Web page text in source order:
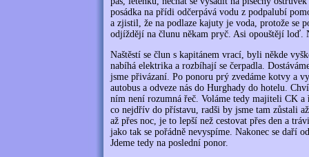
posádka na přídi odčerpává vodu z podpalubí
a zjistil, že na podlaze kajuty je voda, protože se
odjíždějí na člunu někam pryč. Asi opouštějí loď.
Naštěstí se člun s kapitánem vrací, byli někde
nabíhá elektrika a rozbíhají se čerpadla.
jsme přivázaní. Po ponoru prý zvedáme kotvy a
autobus a odveze nás do Hurghady do hotelu.
ním není rozumná řeč. Voláme tedy majiteli CK
co nejdřív do přístavu, radši by jsme tam zůstali
až přes noc, je to lepší než cestovat přes den a
jako tak se pořádně nevyspíme. Nakonec se daří
Jdeme tedy na poslední ponor.